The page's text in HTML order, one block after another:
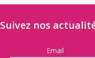
Suivez nos
Email